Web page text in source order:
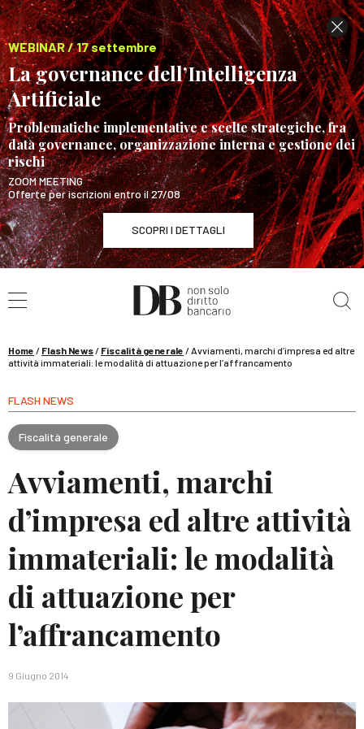
WEBINAR / 17 settembre
La governance dell’Intelligenza
Artificiale
Problematiche implementative e scelte strategiche, fra
data governance, organizzazione interna e gestione dei
rischi
ZOOM MEETING
Offerte per iscrizioni entro il 27/08
SCOPRI I DETTAGLI
WEBINAR / 17 settembre
La governance dell’Intelligenza Artificiale
Home / Flash News/ Fiscalità generale /Avviamenti, marchi d’impresa ed altre
attività immateriali: le modalità di attuazione per l’affrancamento
FLASH NEWS
Fiscalità generale
Avviamenti, marchi
d’impresa ed altre attività
immateriali: le modalità
di attuazione per
l’affrancamento
9 Giugno 2014